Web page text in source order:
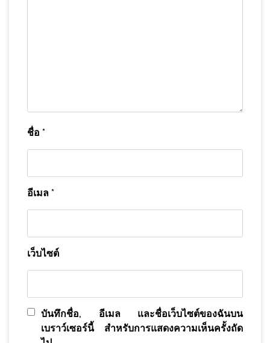
ชื่อ *
อีเมล *
เว็บไซต์
บันทึกชื่อ, อีเมล และชื่อเว็บไซต์ของฉันบน
เบราว์เซอร์นี้ สำหรับการแสดงความเห็นครั้งถัด